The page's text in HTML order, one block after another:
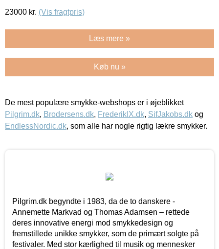
23000 kr. (Vis fragtpris)
Læs mere »
Køb nu »
De mest populære smykke-webshops er i øjeblikket
Pilgrim.dk, Brodersens.dk, FrederikIX.dk, SifJakobs.dk og
EndlessNordic.dk, som alle har nogle rigtig lækre smykker.
Pilgrim.dk begyndte i 1983, da de to danskere -
Annemette Markvad og Thomas Adamsen – rettede
deres innovative energi mod smykkedesign og
fremstillede unikke smykker, som de primært solgte på
festivaler. Med stor kærlighed til musik og mennesker